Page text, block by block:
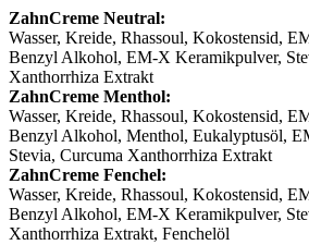
ZahnCreme Neutral:
Wasser, Kreide, Rhassoul, Kokostensid,
Benzyl Alkohol, EM-X Keramikpulver,
Xanthorrhiza Extrakt
ZahnCreme Menthol:
Wasser, Kreide, Rhassoul, Kokostensid,
Benzyl Alkohol, Menthol, Eukalyptusöl,
Stevia, Curcuma Xanthorrhiza Extrakt
ZahnCreme Fenchel:
Wasser, Kreide, Rhassoul, Kokostensid,
Benzyl Alkohol, EM-X Keramikpulver,
Xanthorrhiza Extrakt, Fenchelöl